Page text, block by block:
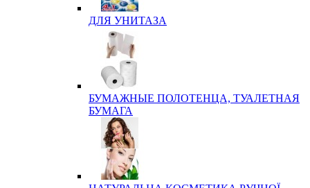
ДЛЯ УНИТАЗА
БУМАЖНЫЕ ПОЛОТЕНЦА, ТУАЛЕТНАЯ
БУМАГА